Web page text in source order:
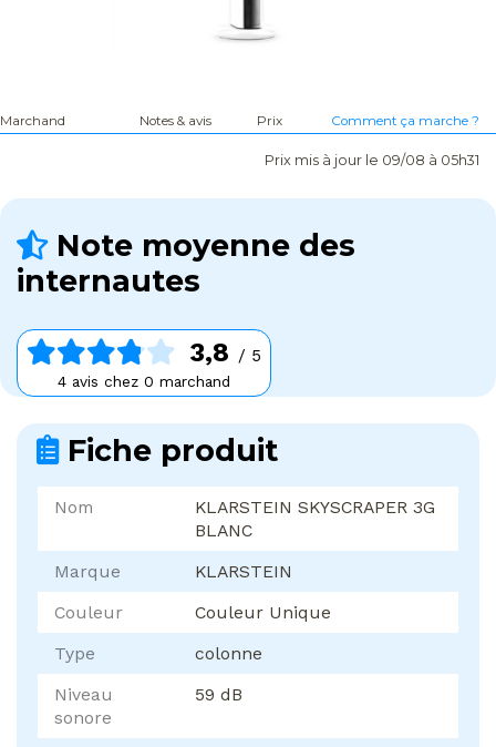
Marchand Notes & avis Prix Comment ça marche ?
Prix mis à jour le 09/08 à 05h31
Note moyenne des
internautes
3,8 / 5
4 avis chez 0 marchand
Fiche produit
Nom
KLARSTEIN SKYSCRAPER 3G
BLANC
Marque
KLARSTEIN
Couleur
Couleur Unique
Type
colonne
Niveau
sonore
59 dB